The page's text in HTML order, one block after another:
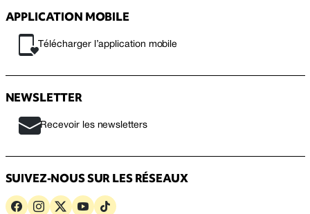
APPLICATION MOBILE
Télécharger l’application mobile
NEWSLETTER
Recevoir les newsletters
SUIVEZ-NOUS SUR LES RÉSEAUX